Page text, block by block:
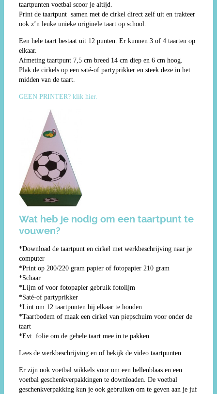
taartpunten voetbal scoor je altijd.
Print de taartpunt samen met de cirkel direct zelf uit en trakteer
ook z’n leuke unieke originele taart op school.
Een hele taart bestaat uit 12 punten. Er kunnen 3 of 4 taarten op
elkaar.
Afmeting taartpunt 7,5 cm breed 14 cm diep en 6 cm hoog.
Plak de cirkels op een saté-of partyprikker en steek deze in het
midden van de taart.
GEEN PRINTER? klik hier.
Wat heb je nodig om een taartpunt te
vouwen?
*Download de taartpunt en cirkel met werkbeschrijving naar je
computer
*Print op 200/220 gram papier of fotopapier 210 gram
*Schaar
*Lijm of voor fotopapier gebruik fotolijm
*Saté-of partyprikker
*Lint om 12 taartpunten bij elkaar te houden
*Taartbodem of maak een cirkel van piepschuim voor onder de
taart
*Evt. folie om de gehele taart mee in te pakken
Lees de werkbeschrijving en of bekijk de video taartpunten.
Er zijn ook voetbal wikkels voor om een bellenblaas en een
voetbal geschenkverpakkingen te downloaden. De voetbal
geschenkverpakking kun je ook gebruiken om te geven aan je juf